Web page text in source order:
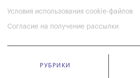
Условия использования cookie-файлов
Согласие на получение рассылки
РУБРИКИ